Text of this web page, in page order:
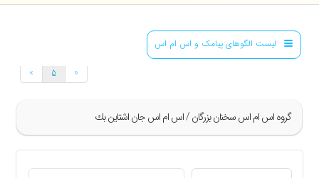
لیست الگوهای پیامک و اس ام اس
گروه اس ام اس سخنان بزرگان / اس ام اس جان اشتاین بك
» 5 «